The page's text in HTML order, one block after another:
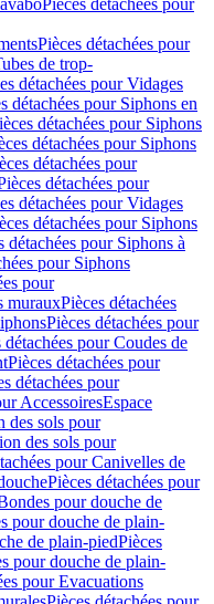
Pièces détachées pour
Pièces détachées pour
de trop-
détachées pour Vidages
détachées pour Siphons en
détachées pour Siphons
détachées pour Siphons
détachées pour
détachées pour
détachées pour Vidages
détachées pour Siphons
détachées pour Siphons à
pour Siphons
pour
murauxPièces détachées
Pièces détachées pour
détachées pour Coudes de
Pièces détachées pour
détachées pour
AccessoiresEspace
des sols pour
des sols pour
pour Canivelles de
Pièces détachées pour
pour douche de
pour douche de plain-
de plain-piedPièces
pour douche de plain-
pour Evacuations